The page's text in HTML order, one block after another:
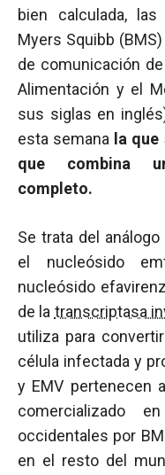
bien calculada,
Myers Squibb
de comunicación de
Alimentación y el
sus siglas en
esta semana la
que combina
completo.
Se trata del
el nucleósido
nucleósido
de la transcriptasa
utiliza para
célula infectada y
y EMV pertenecen
comercializado
occidentales por
en el resto del